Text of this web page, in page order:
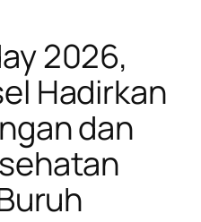
2026,
Hadirkan
dan